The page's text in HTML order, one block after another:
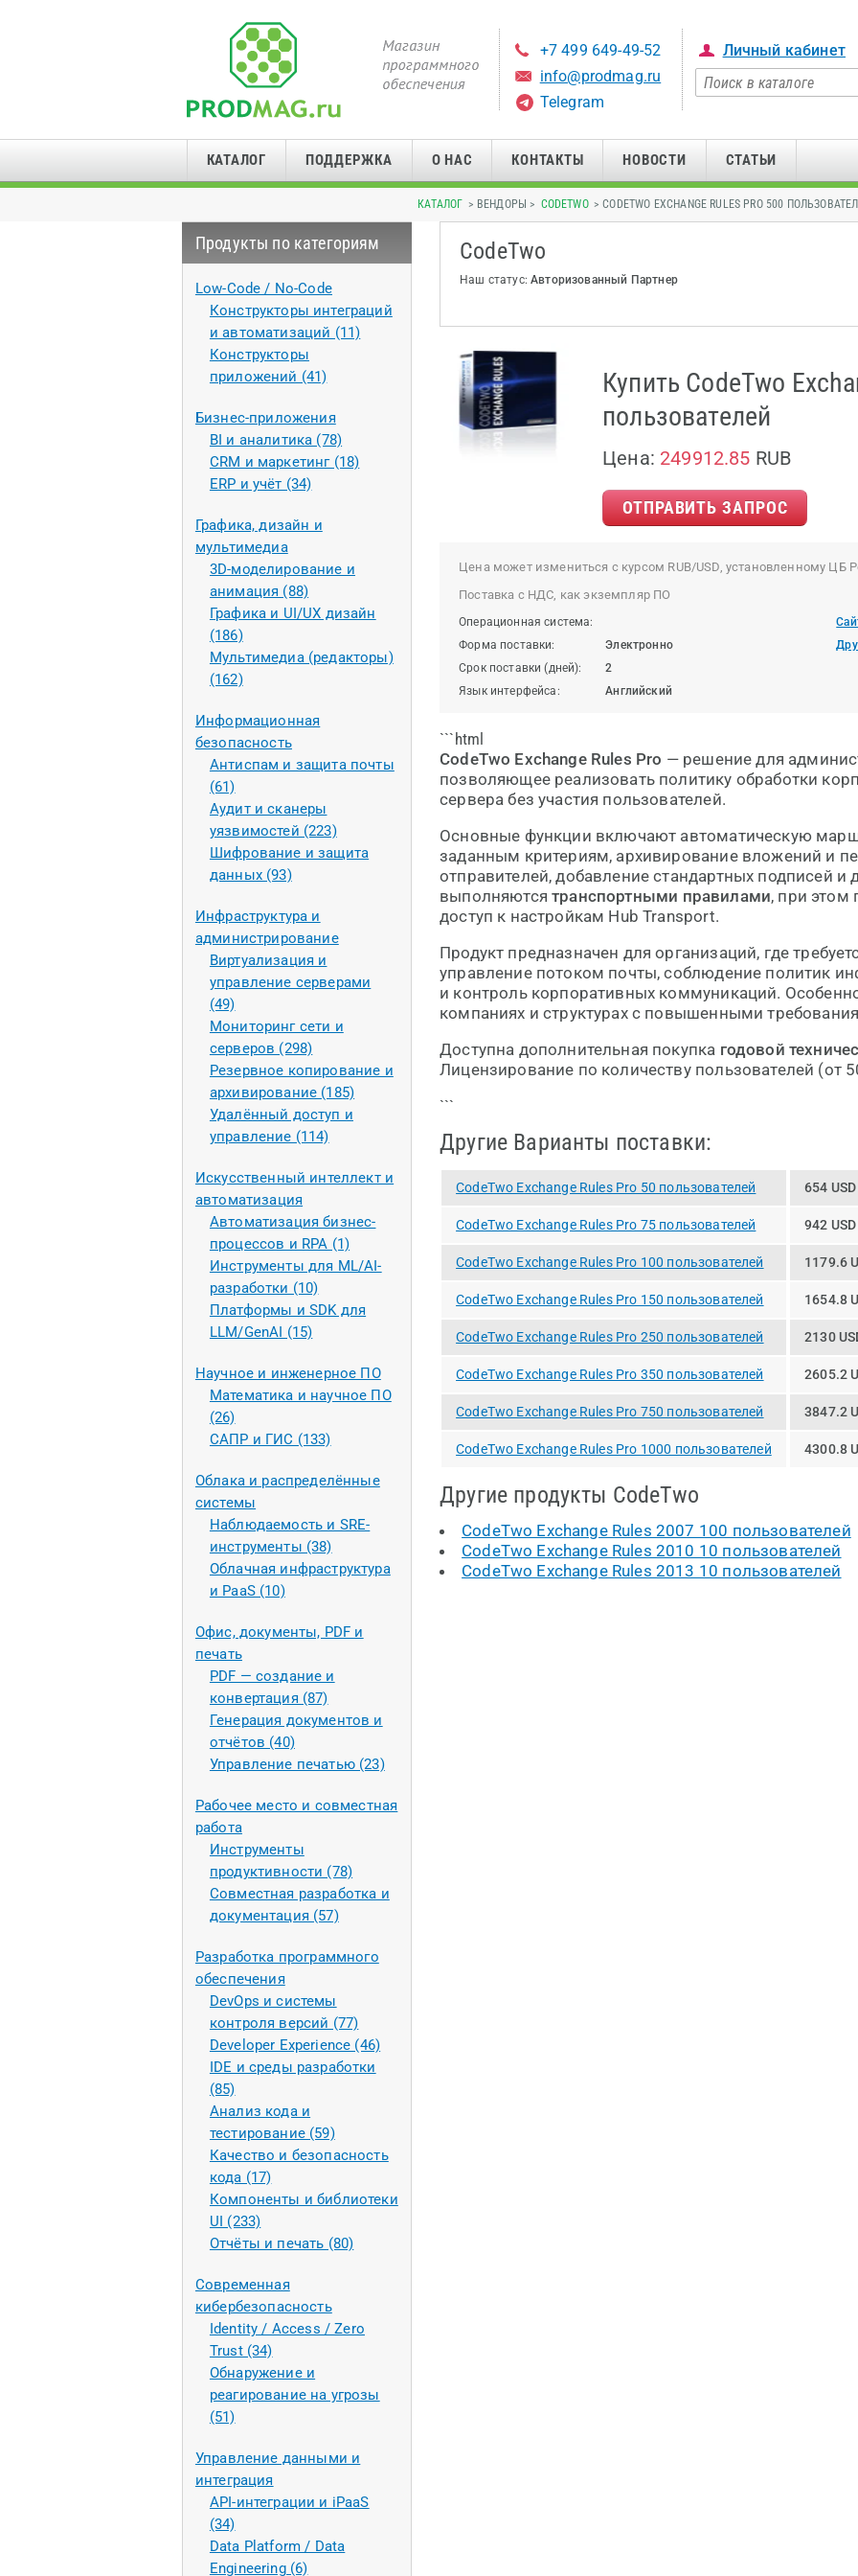
+7 499 649-49-52
info@prodmag.ru
Telegram
Личный кабинет
КАТАЛОГ ПОДДЕРЖКА О НАС КОНТАКТЫ НОВОСТИ СТАТЬИ
КАТАЛОГ > ВЕНДОРЫ > CODETWO > CODETWO EXCHANGE RULES PRO 500
Продукты по категориям
Low-Code / No-Code
Конструкторы интеграций
и автоматизаций (11)
Конструкторы
приложений (41)
Бизнес-приложения
BI и аналитика (78)
CRM и маркетинг (18)
ERP и учёт (34)
Графика, дизайн и
мультимедиа
3D-моделирование и
анимация (88)
Графика и UI/UX дизайн
(186)
Мультимедиа (редакторы)
(162)
Информационная
безопасность
Антиспам и защита почты
(61)
Аудит и сканеры
уязвимостей (223)
Шифрование и защита
данных (93)
Инфраструктура и
администрирование
Виртуализация и
управление серверами
(49)
Мониторинг сети и
серверов (298)
Резервное копирование и
архивирование (185)
Удалённый доступ и
управление (114)
Искусственный интеллект и
автоматизация
Автоматизация бизнес-
процессов и RPA (1)
Инструменты для ML/AI-
разработки (10)
Платформы и SDK для
LLM/GenAI (15)
Научное и инженерное ПО
Математика и научное ПО
(26)
САПР и ГИС (133)
Облака и распределённые
системы
Наблюдаемость и SRE-
инструменты (38)
Облачная инфраструктура
и PaaS (10)
Офис, документы, PDF и
печать
PDF — создание и
конвертация (87)
Генерация документов и
отчётов (40)
Управление печатью (23)
Рабочее место и совместная
работа
Инструменты
продуктивности (78)
Совместная разработка и
документация (57)
Разработка программного
обеспечения
DevOps и системы
контроля версий (77)
Developer Experience (46)
IDE и среды разработки
(85)
Анализ кода и
тестирование (59)
Качество и безопасность
кода (17)
Компоненты и библиотеки
UI (233)
Отчёты и печать (80)
Современная
кибербезопасность
Identity / Access / Zero
Trust (34)
Обнаружение и
реагирование на угрозы
(51)
Управление данными и
интеграция
API-интеграции и iPaaS
(34)
Data Platform / Data
Engineering (6)
CodeTwo
Наш статус:Авторизованный Партнер
Купить CodeTwo
пользователей
Цена: 249912.85 RUB
ОТПРАВИТЬ ЗАПРОС
Цена может измениться с курсом RUB/USD, установленному ЦБ
Поставка с НДС, как экземпляр ПО
Операционная система:
Форма поставки:
Электронно
Срок поставки (дней):
2
Язык интерфейса:
Английский
```html
CodeTwo Exchange Rules Pro — решение для
позволяющее реализовать политику обработки
сервера без участия пользователей.
Основные функции включают автоматическую
заданным критериям, архивирование вложений и
отправителей, добавление стандартных подписей
выполняютсятранспортными правилами, при этом
доступ к настройкам Hub Transport.
Продукт предназначен для организаций, где
управление потоком почты, соблюдение политик
и контроль корпоративных коммуникаций.
компаниях и структурах с повышенными
Доступна дополнительная покупка годовой
Лицензирование по количеству пользователей (от
```
Другие Варианты поставки:
CodeTwo Exchange Rules Pro 50 пользователей 654 USD
CodeTwo Exchange Rules Pro 75 пользователей 942 USD
CodeTwo Exchange Rules Pro 100 пользователей 1179.6
CodeTwo Exchange Rules Pro 150 пользователей 1654.8
CodeTwo Exchange Rules Pro 250 пользователей 2130
CodeTwo Exchange Rules Pro 350 пользователей 2605.2
CodeTwo Exchange Rules Pro 750 пользователей 3847.2
CodeTwo Exchange Rules Pro 1000 пользователей 4300.8
Другие продукты CodeTwo
CodeTwo Exchange Rules 2007 100 пользователей
CodeTwo Exchange Rules 2010 10 пользователей
CodeTwo Exchange Rules 2013 10 пользователей